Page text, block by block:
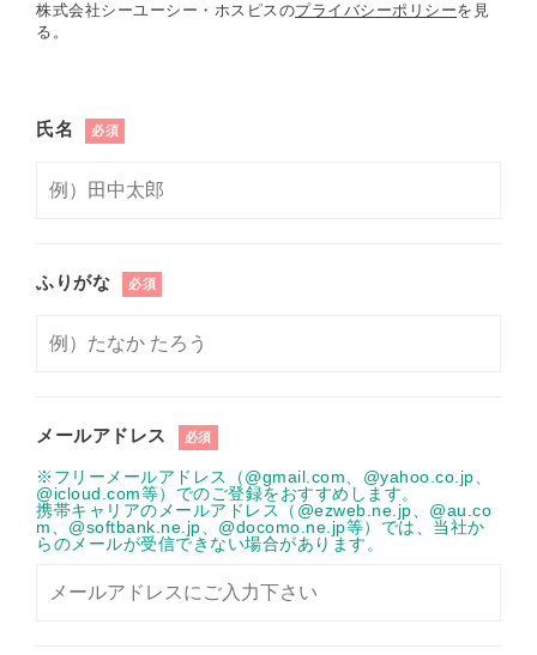
株式会社シーユーシー・ホスピスのプライバシーポリシーを見
る。
氏名 必須
ふりがな 必須
メールアドレス 必須
※フリーメールアドレス（@gmail.com、@yahoo.co.jp、
@icloud.com等）でのご登録をおすすめします。
携帯キャリアのメールアドレス（@ezweb.ne.jp、@au.co
m、@softbank.ne.jp、@docomo.ne.jp等）では、当社か
らのメールが受信できない場合があります。